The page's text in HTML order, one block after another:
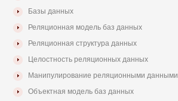
Базы данных
Реляционная модель баз данных
Реляционная структура данных
Целостность реляционных данных
Манипулирование реляционными данными
Объектная модель баз данных